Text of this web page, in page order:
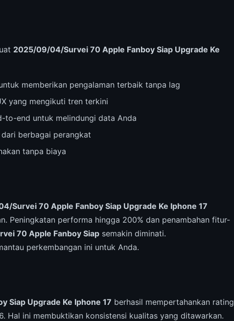
2025/09/04/Survei 70 Apple Fanboy Siap Upgrade Ke
memberikan pengalaman terbaik tanpa lag
yang mengikuti tren terkini
to-end untuk melindungi data Anda
berbagai perangkat
tanpa biaya
Survei 70 Apple Fanboy Siap Upgrade Ke Iphone 17
Peningkatan performa hingga 200% dan penambahan fitur-
70 Apple Fanboy Siap semakin diminati.
perkembangan ini untuk Anda.
Siap Upgrade Ke Iphone 17 berhasil mempertahankan rating
Hal ini membuktikan konsistensi kualitas yang ditawarkan.